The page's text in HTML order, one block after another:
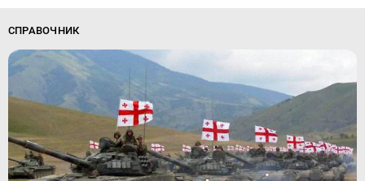
СПРАВОЧНИК